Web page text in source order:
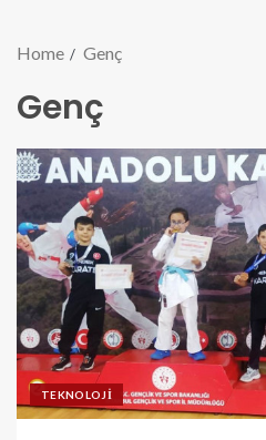
Home Genç
Genç
TEKNOLOJI